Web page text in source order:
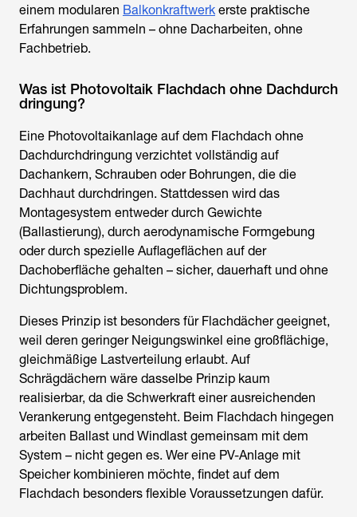
einem modularen Balkonkraftwerk erste praktische
Erfahrungen sammeln – ohne Dacharbeiten, ohne
Fachbetrieb.
Was ist Photovoltaik Flachdach ohne Dachdurch
dringung?
Eine Photovoltaikanlage auf dem Flachdach ohne
Dachdurchdringung verzichtet vollständig auf
Dachankern, Schrauben oder Bohrungen, die die
Dachhaut durchdringen. Stattdessen wird das
Montagesystem entweder durch Gewichte
(Ballastierung), durch aerodynamische Formgebung
oder durch spezielle Auflageflächen auf der
Dachoberfläche gehalten – sicher, dauerhaft und ohne
Dichtungsproblem.
Dieses Prinzip ist besonders für Flachdächer geeignet,
weil deren geringer Neigungswinkel eine großflächige,
gleichmäßige Lastverteilung erlaubt. Auf
Schrägdächern wäre dasselbe Prinzip kaum
realisierbar, da die Schwerkraft einer ausreichenden
Verankerung entgegensteht. Beim Flachdach hingegen
arbeiten Ballast und Windlast gemeinsam mit dem
System – nicht gegen es. Wer eine PV-Anlage mit
Speicher kombinieren möchte, findet auf dem
Flachdach besonders flexible Voraussetzungen dafür.